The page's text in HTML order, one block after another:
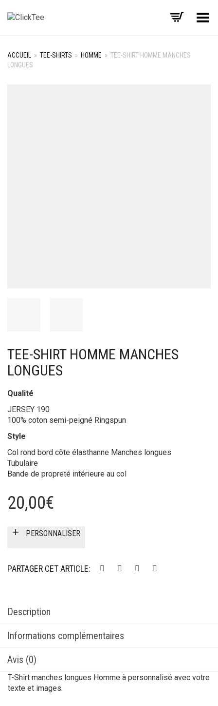
Basculer le menu
ACCUEIL » TEE-SHIRTS » HOMME » TEE-SHIRT HOMME MANCHES
LONGUES
TEE-SHIRT HOMME MANCHES
LONGUES
Qualité
JERSEY 190
100% coton semi-peigné Ringspun
Style
Col rond bord côte élasthanne Manches longues
Tubulaire
Bande de propreté intérieure au col
20,00€
PERSONNALISER
PARTAGER CET ARTICLE:
Description
Informations complémentaires
Avis (0)
T-Shirt manches longues Homme à personnalisé avec votre
texte et images.